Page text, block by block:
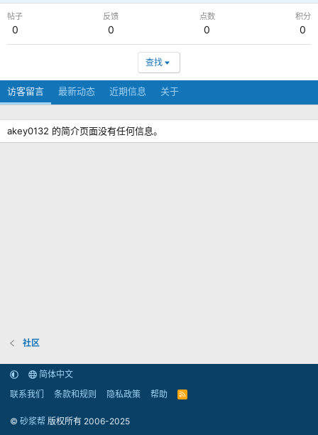
帖子
0
反馈
0
点数
0
积分
0
查找
访客留言 最新动态 近期信息 关于
akey0132 的简介页面没有任何信息。
社区
简体中文
联系我们
条款和规则 隐私政策 帮助
R
© 砂浆帮 版权所有 2006-2025